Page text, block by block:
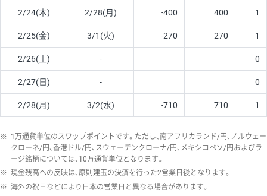
2/24(木) 2/28(月) -400 400 1
2/25(金) 3/1(火) -270 270 1
2/26(土) - 0
2/27(日) - 0
2/28(月) 3/2(水) -710 710 1
※ 1万通貨単位のスワップポイントです。ただし、南アフリカランド/円、ノルウェー
クローネ/円、香港ドル/円、スウェーデンクローナ/円、メキシコペソ/円およびラ
ージ銘柄については、10万通貨単位となります。
※ 現金残高への反映は、原則建玉の決済を行った2営業日後となります。
※ 海外の祝日などにより日本の営業日と異なる場合があります。